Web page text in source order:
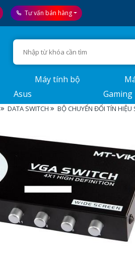
Tư vấn bán hàng
Máy tính bộ
Asus
Gaming
DATA SWITCH BỘ CHUYỂN ĐỔI TÍN HIỆU